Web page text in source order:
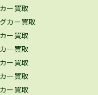
ー買取
カー買取
ー買取
ー買取
ー買取
ー買取
ー買取